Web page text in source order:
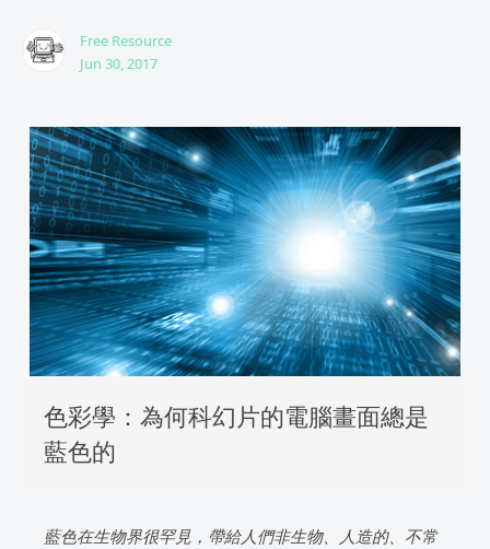
Free Resource
Jun 30, 2017
色彩學：為何科幻片的電腦畫面總是
藍色的
藍色在生物界很罕見，帶給人們非生物、人造的、不常